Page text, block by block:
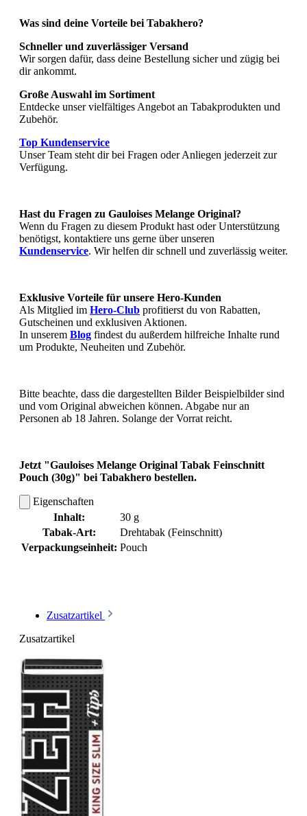
Was sind deine Vorteile bei Tabakhero?
Schneller und zuverlässiger Versand
Wir sorgen dafür, dass deine Bestellung sicher und zügig bei
dir ankommt.
Große Auswahl im Sortiment
Entdecke unser vielfältiges Angebot an Tabakprodukten und
Zubehör.
Top Kundenservice
Unser Team steht dir bei Fragen oder Anliegen jederzeit zur
Verfügung.
Hast du Fragen zu Gauloises Melange Original?
Wenn du Fragen zu diesem Produkt hast oder Unterstützung
benötigst, kontaktiere uns gerne über unseren
Kundenservice. Wir helfen dir schnell und zuverlässig weiter.
Exklusive Vorteile für unsere Hero-Kunden
Als Mitglied im Hero-Club profitierst du von Rabatten,
Gutscheinen und exklusiven Aktionen.
In unserem Blog findest du außerdem hilfreiche Inhalte rund
um Produkte, Neuheiten und Zubehör.
Bitte beachte, dass die dargestellten Bilder Beispielbilder sind
und vom Original abweichen können. Abgabe nur an
Personen ab 18 Jahren. Solange der Vorrat reicht.
Jetzt "Gauloises Melange Original Tabak Feinschnitt
Pouch (30g)" bei Tabakhero bestellen.
Eigenschaften
Inhalt:
30 g
Tabak-Art:
Drehtabak (Feinschnitt)
Verpackungseinheit: Pouch
Zusatzartikel
Zusatzartikel